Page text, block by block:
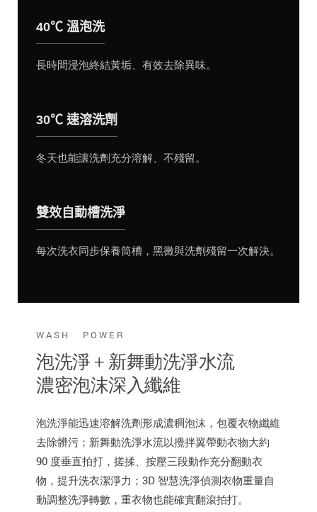
40℃ 溫泡洗
長時間浸泡終結黃垢、有效去除異味。
30℃ 速溶洗劑
冬天也能讓洗劑充分溶解、不殘留。
雙效自動槽洗淨
每次洗衣同步保養筒槽，黑黴與洗劑殘留一次解決。
WASH POWER
泡洗淨 + 新舞動洗淨水流
濃密泡沫深入纖維
泡洗淨能迅速溶解洗劑形成濃稠泡沫，包覆衣物纖維
去除髒污；新舞動洗淨水流以攪拌翼帶動衣物大約
90 度垂直拍打，搓揉、按壓三段動作充分翻動衣
物，提升洗衣潔淨力；3D 智慧洗淨偵測衣物重量自
動調整洗淨轉數，重衣物也能確實翻滾拍打。